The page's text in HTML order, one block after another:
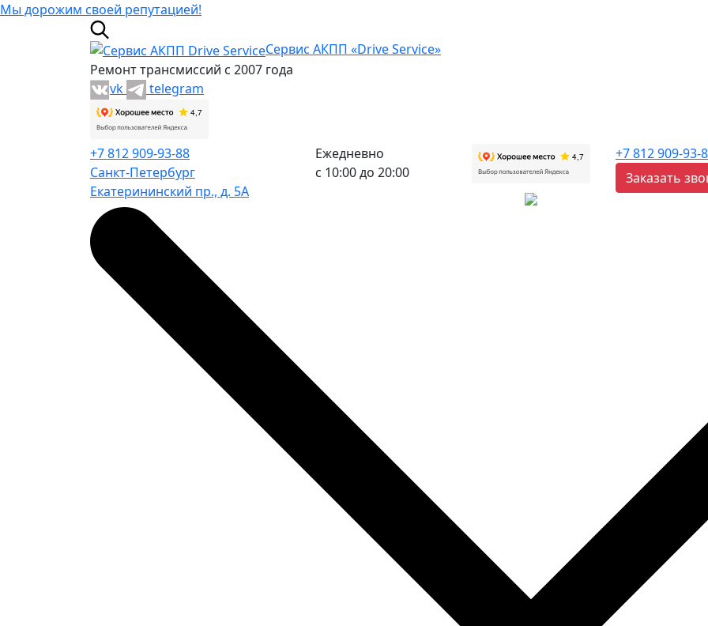
Мы дорожим своей репутацией!
Сервис АКПП «Drive Service»
Ремонт трансмиссий с 2007 года
vk
telegram
+7 812 909-93-88
Санкт-Петербург
Екатерининский пр., д. 5А
Ежедневно
с 10:00 до 20:00
+7 812 909-93-
Заказать